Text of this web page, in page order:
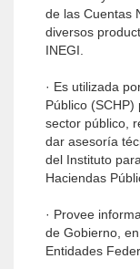
de las Cuentas
diversos
INEGI.
· Es utilizada
Público
sector público,
dar asesoría
del Instituto
Haciendas
· Provee
de Gobierno,
Entidades